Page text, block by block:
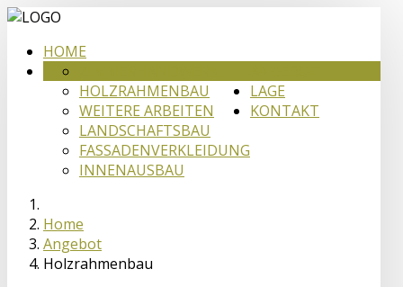
HOME
HOLZRAHMENBAU
WEITERE ARBEITEN
LANDSCHAFTSBAU
FASSADENVERKLEIDUNG
INNENAUSBAU
LAGE
KONTAKT
Home
Angebot
Holzrahmenbau